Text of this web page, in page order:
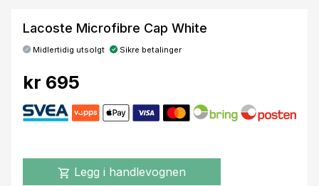
Lacoste Microfibre Cap White
Midlertidig utsolgt Sikre betalinger
kr 695
shopping_cart Legg i handlevognen